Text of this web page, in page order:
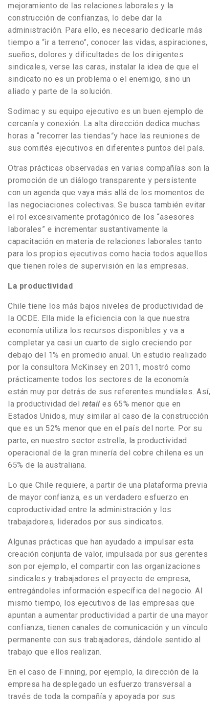
mejoramiento de las relaciones laborales y la
construcción de confianzas, lo debe dar la
administración. Para ello, es necesario dedicarle más
tiempo a “ir a terreno”, conocer las vidas, aspiraciones,
sueños, dolores y dificultades de los dirigentes
sindicales, verse las caras, instalar la idea de que el
sindicato no es un problema o el enemigo, sino un
aliado y parte de la solución.
Sodimac y su equipo ejecutivo es un buen ejemplo de
cercanía y conexión. La alta dirección dedica muchas
horas a “recorrer las tiendas”y hace las reuniones de
sus comités ejecutivos en diferentes puntos del país.
Otras prácticas observadas en varias compañías son la
promoción de un diálogo transparente y persistente
con un agenda que vaya más allá de los momentos de
las negociaciones colectivas. Se busca también evitar
el rol excesivamente protagónico de los “asesores
laborales” e incrementar sustantivamente la
capacitación en materia de relaciones laborales tanto
para los propios ejecutivos como hacia todos aquellos
que tienen roles de supervisión en las empresas.
La productividad
Chile tiene los más bajos niveles de productividad de
la OCDE. Ella mide la eficiencia con la que nuestra
economía utiliza los recursos disponibles y va a
completar ya casi un cuarto de siglo creciendo por
debajo del 1% en promedio anual. Un estudio realizado
por la consultora McKinsey en 2011, mostró como
prácticamente todos los sectores de la economía
están muy por detrás de sus referentes mundiales. Así,
la productividad del retail es 65% menor que en
Estados Unidos, muy similar al caso de la construcción
que es un 52% menor que en el país del norte. Por su
parte, en nuestro sector estrella, la productividad
operacional de la gran minería del cobre chilena es un
65% de la australiana.
Lo que Chile requiere, a partir de una plataforma previa
de mayor confianza, es un verdadero esfuerzo en
coproductividad entre la administración y los
trabajadores, liderados por sus sindicatos.
Algunas prácticas que han ayudado a impulsar esta
creación conjunta de valor, impulsada por sus gerentes
son por ejemplo, el compartir con las organizaciones
sindicales y trabajadores el proyecto de empresa,
entregándoles información específica del negocio. Al
mismo tiempo, los ejecutivos de las empresas que
apuntan a aumentar productividad a partir de una mayor
confianza, tienen canales de comunicación y un vínculo
permanente con sus trabajadores, dándole sentido al
trabajo que ellos realizan.
En el caso de Finning, por ejemplo, la dirección de la
empresa ha desplegado un esfuerzo transversal a
través de toda la compañía y apoyada por sus